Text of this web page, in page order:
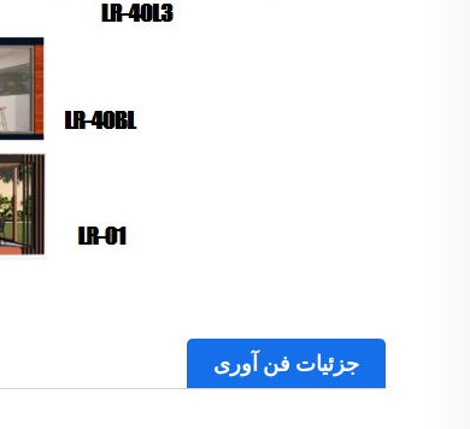
جزئیات فن آوری